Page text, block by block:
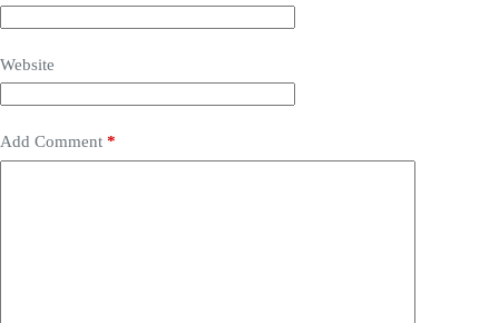
Website
Add Comment *